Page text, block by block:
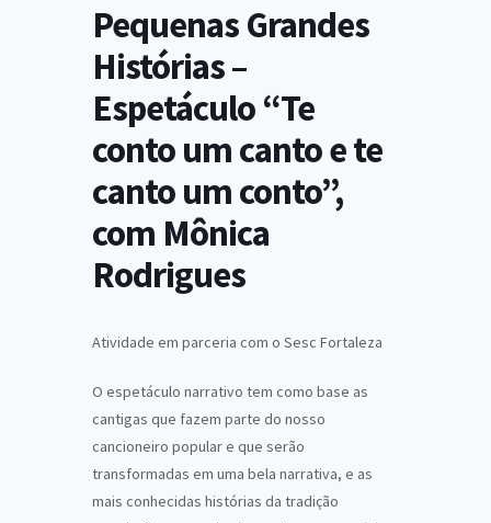
Pequenas Grandes
Histórias –
Espetáculo “Te
conto um canto e te
canto um conto”,
com Mônica
Rodrigues
Atividade em parceria com o Sesc Fortaleza
O espetáculo narrativo tem como base as
cantigas que fazem parte do nosso
cancioneiro popular e que serão
transformadas em uma bela narrativa, e as
mais conhecidas histórias da tradição